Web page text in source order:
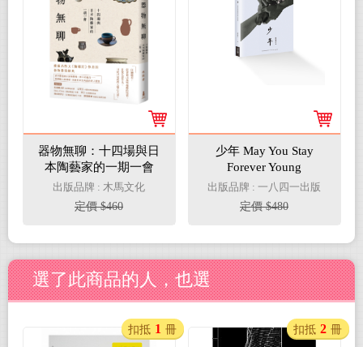
器物無聊：十四場與日
本陶藝家的一期一會
【增修四版】
出版品牌 : 木馬文化
定價 $460
少年 May You Stay
Forever Young
出版品牌 : 一八四一出版
定價 $480
選了此商品的人，也選
扣抵 1 冊 扣抵 2 冊